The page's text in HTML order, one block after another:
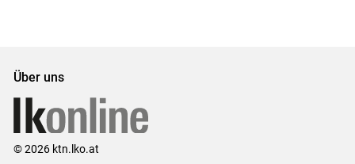
Über uns
© 2026 ktn.lko.at